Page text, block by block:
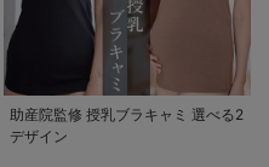
助産院監修 授乳ブラキャミ 選べる2
デザイン